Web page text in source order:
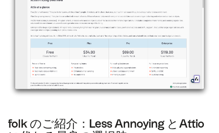
folk のご紹介：Less Annoying とAttio